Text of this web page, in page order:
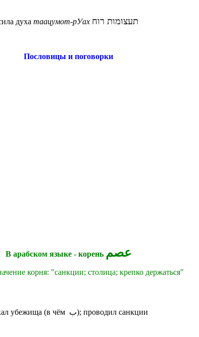
духа таацумот-рУах תעצומות רוח
Пословицы и поговорки
В арабском языке - корень عصم
корня: "санкции; столица; крепко держаться"
искал убежища (в чём ب); проводил санкции